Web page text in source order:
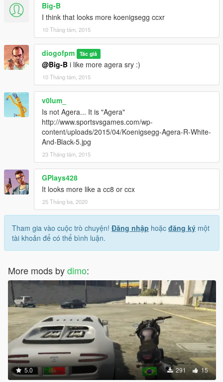
Big-B
I think that looks more koenigsegg ccxr
10 Tháng tám, 2015
diogofpm Tác giả
@Big-B i like more agera sry :)
10 Tháng tám, 2015
v0lum_
Is not Agera... It is "Agera"
http://www.sportsvsgames.com/wp-
content/uploads/2015/04/Koenigsegg-Agera-R-White-
And-Black-5.jpg
23 Tháng tám, 2015
GPlays428
It looks more like a cc8 or ccx
25 Tháng ba, 2020
Tham gia vào cuộc trò chuyện! Đăng nhập hoặc đăng ký một
tài khoản để có thể bình luận.
More mods bydimo:
5.0 291 15